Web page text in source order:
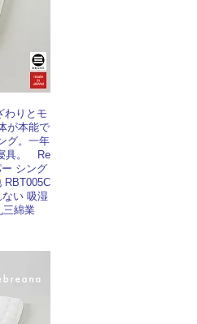
わりとモ
が本能で
グ。一年
具。 Re
シング
RBT005C
い 吸湿
三綿業